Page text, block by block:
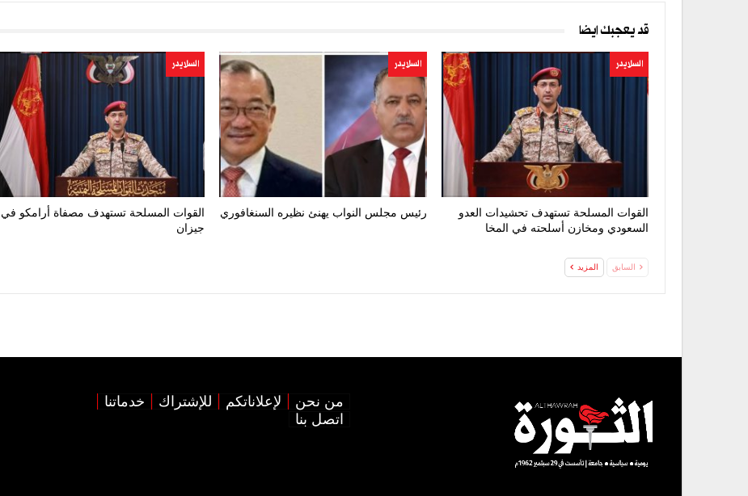
قد يعجبك ايضا
السلايدر
القوات المسلحة تستهدف تحشيدات العدو
السعودي ومخازن أسلحته في المخا
السلايدر
رئيس مجلس النواب يهنئ نظيره السنغافوري
السلايدر
القوات المسلحة تستهدف مصفاة أرامكو في
جيزان
السابق المزيد
من نحن لإعلاناتكم للإشتراك
خدماتنا
اتصل بنا